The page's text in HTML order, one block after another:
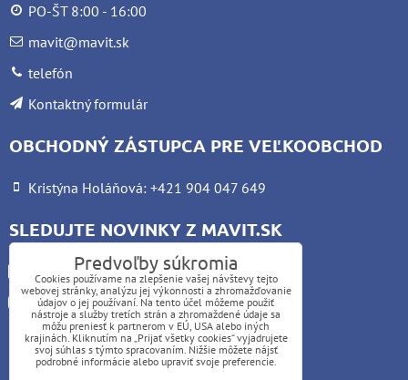
PO-ŠT 8:00 - 16:00
mavit@mavit.sk
telefón
Kontaktný formulár
OBCHODNÝ ZÁSTUPCA PRE VEĽKOOBCHOD
Kristýna Holáňová: +421 904 047 649
SLEDUJTE NOVINKY Z MAVIT.SK
Facebook
Instagram
UPOZORNENIE:
Predvoľby súkromia
Cookies používame na zlepšenie vašej návštevy tejto
webovej stránky, analýzu jej výkonnosti a zhromažďovanie
údajov o jej používaní. Na tento účel môžeme použiť
nástroje a služby tretích strán a zhromaždené údaje sa
môžu preniesť k partnerom v EÚ, USA alebo iných
krajinách. Kliknutím na „Prijať všetky cookies“ vyjadrujete
svoj súhlas s týmto spracovaním. Nižšie môžete nájsť
podrobné informácie alebo upraviť svoje preferencie.